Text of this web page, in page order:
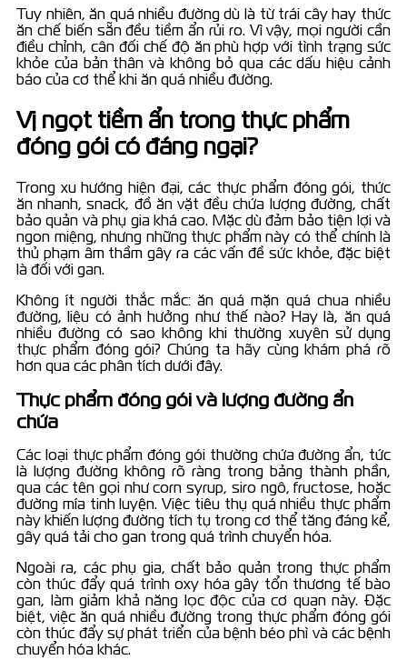
Tuy nhiên, ăn quá nhiều đường dù là từ trái cây hay thức
ăn chế biến sẵn đều tiềm ẩn rủi ro. Vì vậy, mọi người cần
điều chỉnh, cân đối chế độ ăn phù hợp với tình trạng sức
khỏe của bản thân và không bỏ qua các dấu hiệu cảnh
báo của cơ thể khi ăn quá nhiều đường.
Vị ngọt tiềm ẩn trong thực phẩm
đóng gói có đáng ngại?
Trong xu hướng hiện đại, các thực phẩm đóng gói, thức
ăn nhanh, snack, đồ ăn vặt đều chứa lượng đường, chất
bảo quản và phụ gia khá cao. Mặc dù đảm bảo tiện lợi và
ngon miệng, nhưng những thực phẩm này có thể chính là
thủ phạm âm thầm gây ra các vấn đề sức khỏe, đặc biệt
là đối với gan.
Không ít người thắc mắc: ăn quá mặn quá chua nhiều
đường, liệu có ảnh hưởng như thế nào? Hay là, ăn quá
nhiều đường có sao không khi thường xuyên sử dụng
thực phẩm đóng gói? Chúng ta hãy cùng khám phá rõ
hơn qua các phân tích dưới đây.
Thực phẩm đóng gói và lượng đường ẩn
chứa
Các loại thực phẩm đóng gói thường chứa đường ẩn, tức
là lượng đường không rõ ràng trong bảng thành phần,
qua các tên gọi như corn syrup, siro ngô, fructose, hoặc
đường mía tinh luyện. Việc tiêu thụ quá nhiều thực phẩm
này khiến lượng đường tích tụ trong cơ thể tăng đáng kể,
gây quá tải cho gan trong quá trình chuyển hóa.
Ngoài ra, các phụ gia, chất bảo quản trong thực phẩm
còn thúc đẩy quá trình oxy hóa gây tổn thương tế bào
gan, làm giảm khả năng lọc độc của cơ quan này. Đặc
biệt, việc ăn quá nhiều đường trong thực phẩm đóng gói
còn thúc đẩy sự phát triển của bệnh béo phì và các bệnh
chuyển hóa khác.